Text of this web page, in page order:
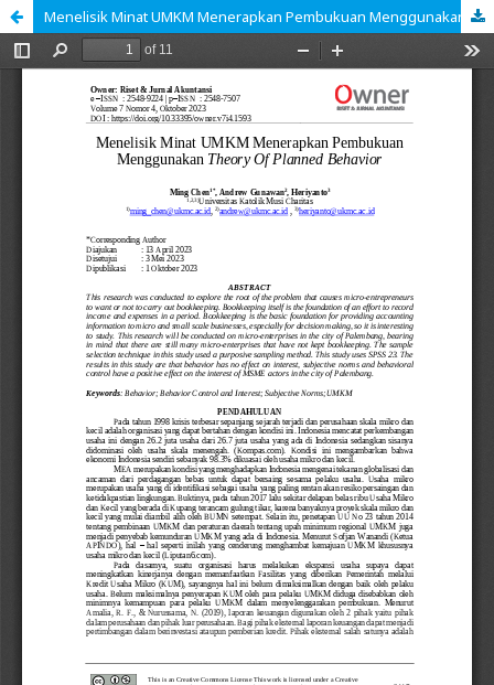
Menelisik Minat UMKM Menerapkan Pembukuan Menggunakan Theory Of Planned Behavior